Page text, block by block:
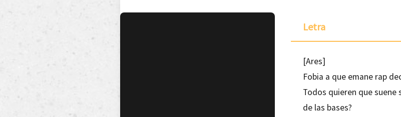
Letra
[Ares]
Fobia a que emane rap
Todos quieren que suene
de las bases?